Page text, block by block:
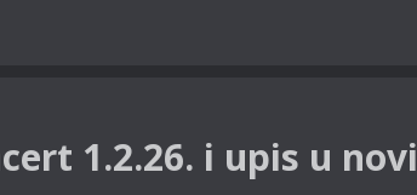
1.2.26. i upis u novi